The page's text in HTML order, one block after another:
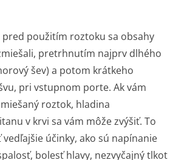
pred použitím roztoku sa obsahy
pretrhnutím najprv dlhého
šev) a potom krátkeho
pri vstupnom porte. Ak vám
roztok, hladina
v krvi sa vám môže zvýšiť. To
účinky, ako sú napínanie
bolesť hlavy, nezvyčajný tlkot